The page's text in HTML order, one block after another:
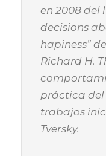
en 2008 del
decisions
hapiness”
Richard H.
práctica del
trabajos
Tversky.